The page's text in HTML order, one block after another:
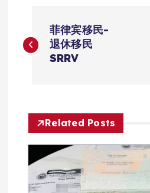
章
航
菲律宾移民-
退休移民
SRRV
Related Posts